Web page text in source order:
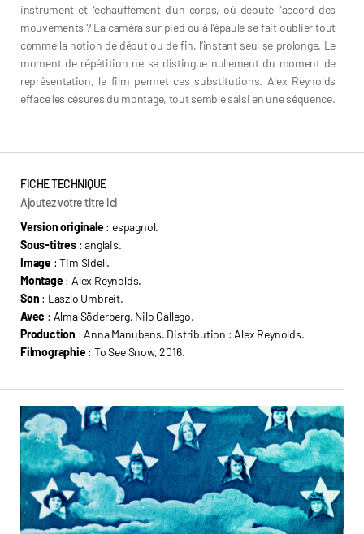
instrument et l’échauffement d’un corps, où débute l’accord des
mouvements ? La caméra sur pied ou à l’épaule se fait oublier tout
comme la notion de début ou de fin, l’instant seul se prolonge. Le
moment de répétition ne se distingue nullement du moment de
représentation, le film permet ces substitutions. Alex Reynolds
efface les césures du montage, tout semble saisi en une séquence.
FICHE TECHNIQUE
Ajoutez votre titre ici
Version originale: espagnol.
Sous-titres: anglais.
Image : Tim Sidell.
Montage: Alex Reynolds.
Son : Laszlo Umbreit.
Avec : Alma Söderberg, Nilo Gallego.
Production : Anna Manubens. Distribution : Alex Reynolds.
Filmographie: To See Snow, 2016.